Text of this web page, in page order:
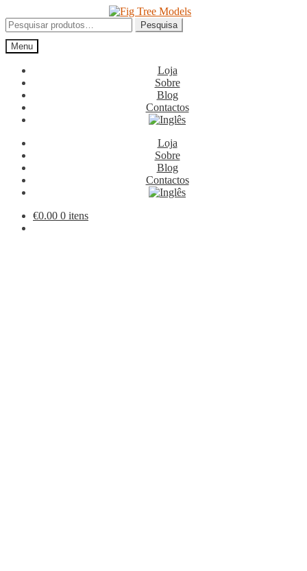
para
a
navegação
para
o
conteúdo
Pesquisar
por:
Pesquisa
Menu
Loja
Sobre
Blog
Contactos
Loja
Sobre
Blog
Contactos
€0.00 0 itens